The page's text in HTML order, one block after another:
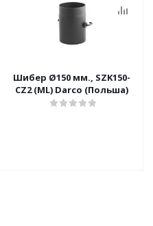
Шибер Ø150 мм., SZK150-
CZ2 (ML) Darco (Польша)